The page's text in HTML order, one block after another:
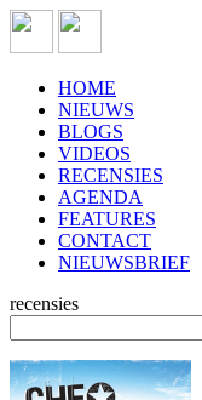
HOME
NIEUWS
BLOGS
VIDEOS
RECENSIES
AGENDA
FEATURES
CONTACT
NIEUWSBRIEF
recensies